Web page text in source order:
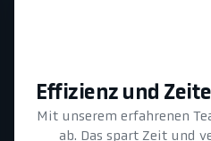
Effizienz und
Mit unserem erfahrenen
ab. Das spart Zeit und